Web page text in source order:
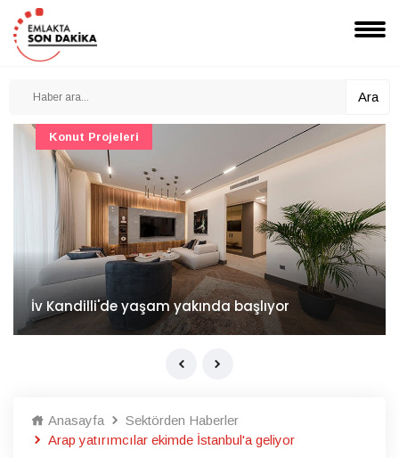
Ara
İv Kandilli'de yaşam yakında başlıyor
Konut Projeleri
Anasayfa
Sektörden Haberler
Arap yatırımcılar ekimde İstanbul'a geliyor